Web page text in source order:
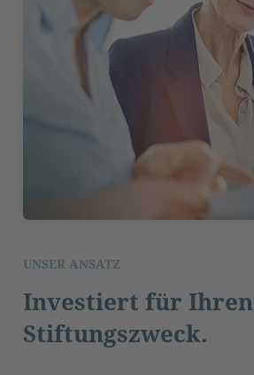
UNSER ANSATZ
Investiert für Ihren
Stiftungszweck.